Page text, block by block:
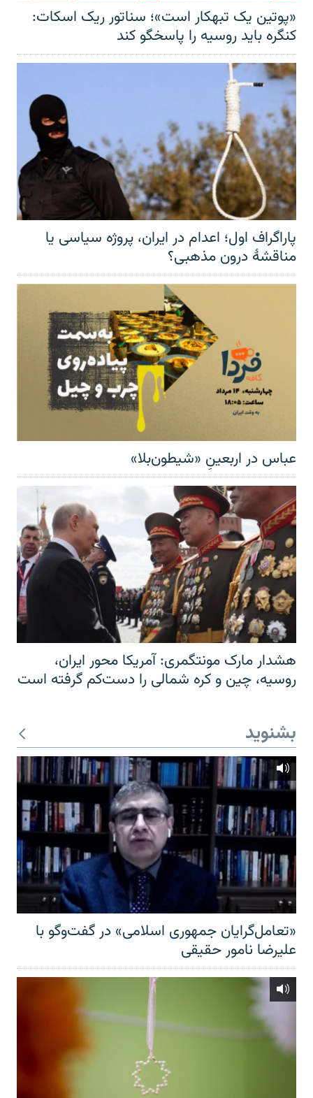
«پوتین یک تبهکار است»؛ سناتور ریک اسکات:
کنگره باید روسیه را پاسخگو کند
پاراگراف اول؛ اعدام در ایران، پروژه سیاسی یا
مناقشهٔ درون مذهبی؟
عباس در اربعینِ «شیطون‌بلا»
هشدار مارک مونتگمری: آمریکا محور ایران،
روسیه، چین و کره شمالی را دست‌کم گرفته است
بشنوید
«تعامل‌گرایان جمهوری اسلامی» در گفت‌وگو با
علیرضا نامور حقیقی